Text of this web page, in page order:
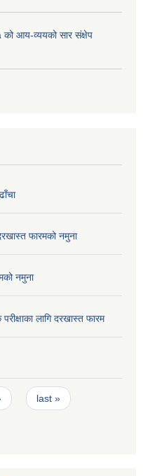
को आय-व्ययको सार संक्षेप
फारमको नमुना
नमुना
लागि दरखास्त फारम
last »